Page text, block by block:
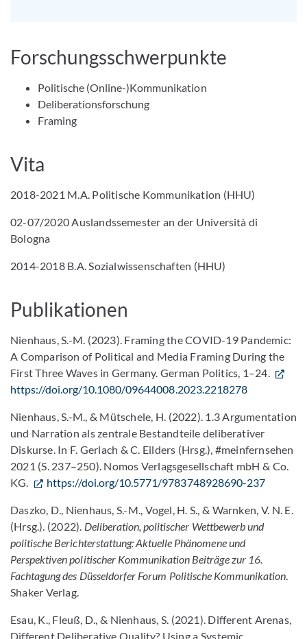
Forschungsschwerpunkte
Politische (Online-)Kommunikation
Deliberationsforschung
Framing
Vita
2018-2021 M.A. Politische Kommunikation (HHU)
02-07/2020 Auslandssemester an der Università di
Bologna
2014-2018 B.A. Sozialwissenschaften (HHU)
Publikationen
Nienhaus, S.-M. (2023). Framing the COVID-19 Pandemic:
A Comparison of Political and Media Framing During the
First Three Waves in Germany. German Politics, 1–24.
https://doi.org/10.1080/09644008.2023.2218278
Nienhaus, S.-M., & Mütschele, H. (2022). 1.3 Argumentation
und Narration als zentrale Bestandteile deliberativer
Diskurse. In F. Gerlach & C. Eilders (Hrsg.), #meinfernsehen
2021 (S. 237–250). Nomos Verlagsgesellschaft mbH & Co.
KG.
https://doi.org/10.5771/9783748928690-237
Daszko, D., Nienhaus, S.-M., Vogel, H. S., & Warnken, V. N. E.
(Hrsg.). (2022). Deliberation, politischer Wettbewerb und
politische Berichterstattung: Aktuelle Phänomene und
Perspektiven politischer Kommunikation Beiträge zur 16.
Fachtagung des Düsseldorfer Forum Politische Kommunikation
Shaker Verlag.
Esau, K., Fleuß, D., & Nienhaus, S. (2021). Different Arenas,
Different Deliberative Quality? Using a Systemic